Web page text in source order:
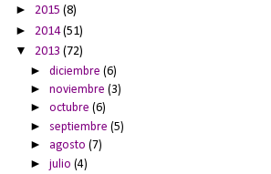
► 2015 (8)
► 2014(51)
▼ 2013 (72)
►diciembre(6)
►noviembre(3)
►octubre(6)
► septiembre(5)
► agosto(7)
►julio(4)